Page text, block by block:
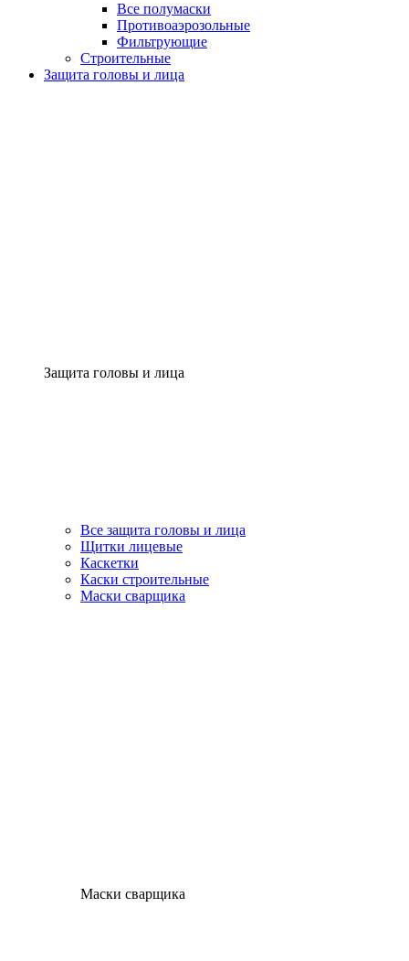
Все полумаски
Противоаэрозольные
Фильтрующие
Строительные
Защита головы и лица
Защита головы и лица
Все защита головы и лица
Щитки лицевые
Каскетки
Каски строительные
Маски сварщика
Маски сварщика